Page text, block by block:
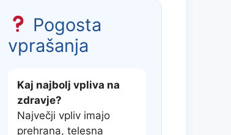
Pogosta
vprašanja
Kaj najbolj vpliva na
zdravje?
Največji vpliv imajo
prehrana, telesna